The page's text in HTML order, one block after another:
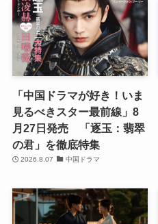
「中国ドラマが好き！いま
見るべきスター最前線」8
月27日発売 「逐玉：翡翠
の君」を徹底特集
2026.8.07 中国ドラマ